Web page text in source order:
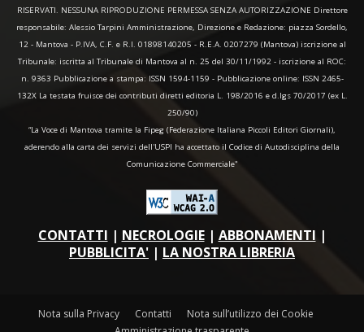
RISERVATI. NESSUNA RIPRODUZIONE PERMESSA SENZA AUTORIZZAZIONE Direttore
responsabile: Alessio Tarpini Amministrazione, Direzione e Redazione: piazza Sordello,
12 - Mantova - P.IVA, C.F. e R.I. 01898140205 - R.E.A. 0207279 (Mantova) iscrizione al
Tribunale: iscritta al Tribunale di Mantova al n. 25 del 30/11/1992 - iscrizione al ROC:
n. 9363 Pubblicazione a stampa: ISSN 1594-1159 - Pubblicazione online: ISSN 2465-
132X La testata fruisce dei contributi diretti editoria L. 198/2016 e d.lgs 70/2017 (ex L.
250/90)
“La Voce di Mantova tramite la Fipeg (Federazione Italiana Piccoli Editori Giornali),
aderendo alla carta dei servizi dell'USPI ha accettato il Codice di Autodisciplina della
Comunicazione Commerciale"
CONTATTI | NECROLOGIE| ABBONAMENTI |
PUBBLICITA' | LA NOSTRA LIBRERIA
Nota sulla Privacy Contatti
Nota sull’utilizzo dei Cookie